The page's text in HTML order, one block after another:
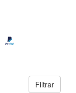
Filtrar